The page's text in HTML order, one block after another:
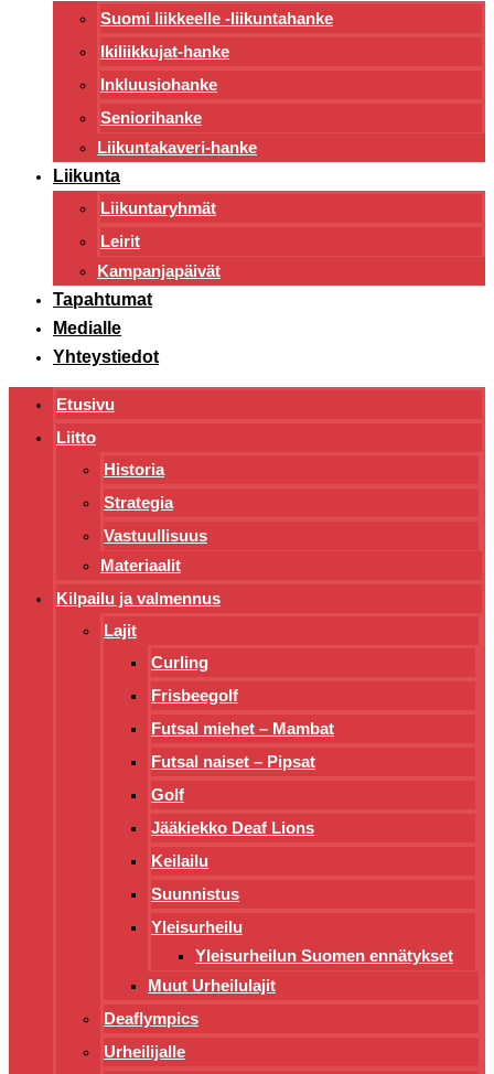
Suomi liikkeelle -liikuntahanke
Ikiliikkujat-hanke
Inkluusiohanke
Seniorihanke
Liikuntakaveri-hanke
Liikunta
Liikuntaryhmät
Leirit
Kampanjapäivät
Tapahtumat
Medialle
Yhteystiedot
Etusivu
Liitto
Historia
Strategia
Vastuullisuus
Materiaalit
Kilpailu ja valmennus
Lajit
Curling
Frisbeegolf
Futsal miehet – Mambat
Futsal naiset – Pipsat
Golf
Jääkiekko Deaf Lions
Keilailu
Suunnistus
Yleisurheilu
Yleisurheilun Suomen ennätykset
Muut Urheilulajit
Deaflympics
Urheilijalle